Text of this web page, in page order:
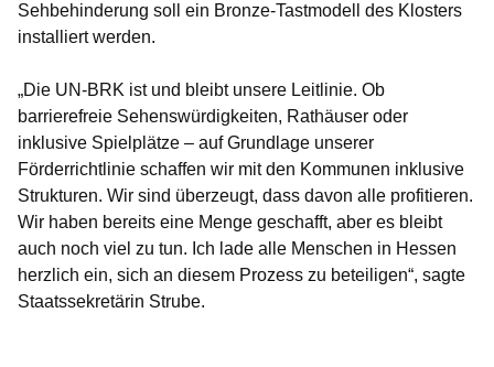
Sehbehinderung soll ein Bronze-Tastmodell des Klosters
installiert werden.
„Die UN-BRK ist und bleibt unsere Leitlinie. Ob
barrierefreie Sehenswürdigkeiten, Rathäuser oder
inklusive Spielplätze – auf Grundlage unserer
Förderrichtlinie schaffen wir mit den Kommunen inklusive
Strukturen. Wir sind überzeugt, dass davon alle profitieren.
Wir haben bereits eine Menge geschafft, aber es bleibt
auch noch viel zu tun. Ich lade alle Menschen in Hessen
herzlich ein, sich an diesem Prozess zu beteiligen“, sagte
Staatssekretärin Strube.